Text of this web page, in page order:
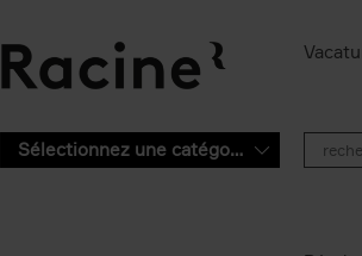
Sélectionnez une catégorie